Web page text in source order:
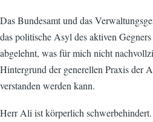
Das Bundesamt und das
das politische Asyl des aktiven
abgelehnt, was für mich nicht
Hintergrund der generellen Praxis der
verstanden werden kann.
Herr Ali ist körperlich